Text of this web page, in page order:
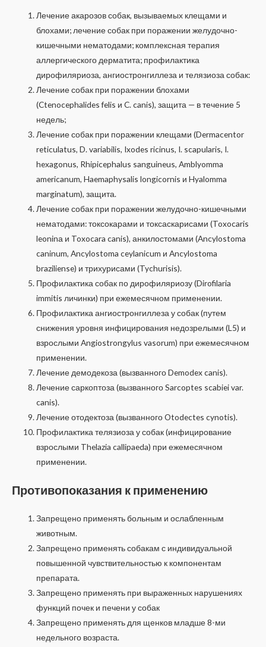
Лечение акарозов собак, вызываемых клещами и
блохами; лечение собак при поражении желудочно-
кишечными нематодами; комплексная терапия
аллергического дерматита; профилактика
дирофиляриоза, ангиостронгиллеза и телязиоза собак:
Лечение собак при поражении блохами
(Ctenocephalides felis и C. canis), защита — в течение 5
недель;
Лечение собак при поражении клещами (Dermacentor
reticulatus, D. variabilis, Ixodes ricinus, I. scapularis, I.
hexagonus, Rhipicephalus sanguineus, Amblyomma
americanum, Haemaphysalis longicornis и Hyalomma
marginatum), защита.
Лечение собак при поражении желудочно-кишечными
нематодами: токсокарами и токсаскарисами (Toxocaris
leoninа и Toxocara canis), анкилостомами (Ancylostoma
caninum, Ancylostoma ceylanicum и Ancylostoma
braziliense) и трихурисами (Tychurisis).
Профилактика собак по дирофиляриозу (Dirofilaria
immitis личинки) при ежемесячном применении.
Профилактика ангиостронгиллеза у собак (путем
снижения уровня инфицирования недозрелыми (L5) и
взрослыми Angiostrongylus vasorum) при ежемесячном
применении.
Лечение демодекоза (вызванного Demodex canis).
Лечение саркоптоза (вызванного Sarcoptes scabiei var.
canis).
Лечение отодектоза (вызванного Otodectes cynotis).
Профилактика телязиоза у собак (инфицирование
взрослыми Thelazia callipaeda) при ежемесячном
применении.
Противопоказания к применению
Запрещено применять больным и ослабленным
животным.
Запрещено применять собакам с индивидуальной
повышенной чувствительностью к компонентам
препарата.
Запрещено применять при выраженных нарушениях
функций почек и печени у собак
Запрещено применять для щенков младше 8-ми
недельного возраста.